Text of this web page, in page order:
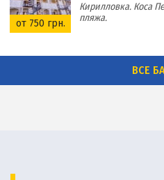
от 750 грн.
Кирилловка. Коса
пляжа.
ВСЕ